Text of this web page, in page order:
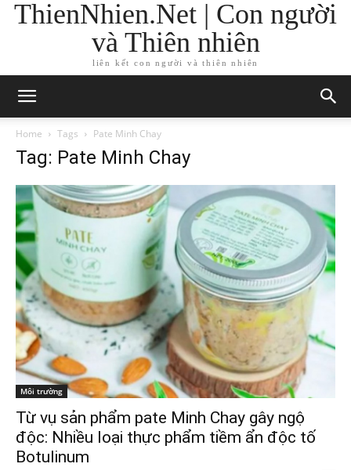
ThienNhien.Net | Con người
và Thiên nhiên
liên kết con người và thiên nhiên
Home Tags Pate Minh Chay
Tag: Pate Minh Chay
Môi trường
Từ vụ sản phẩm pate Minh Chay gây ngộ
độc: Nhiều loại thực phẩm tiềm ẩn độc tố
Botulinum